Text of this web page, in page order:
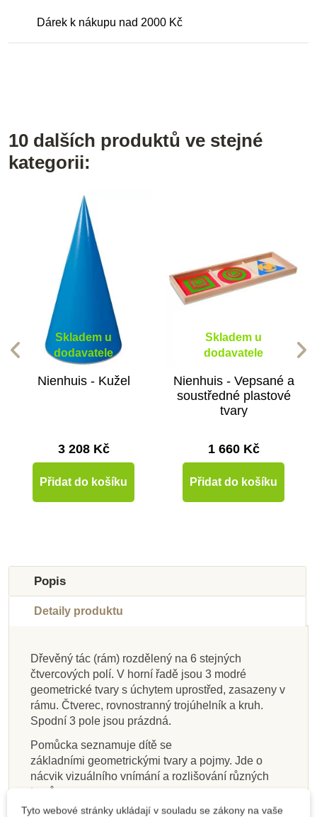
Dárek k nákupu nad 2000 Kč
10 dalších produktů ve stejné
kategorii:
Skladem u
dodavatele
Nienhuis - Kužel
3 208 Kč
Přidat do košíku
Skladem u
dodavatele
Nienhuis - Vepsané a
soustředné plastové
tvary
1 660 Kč
Přidat do košíku
Skladem u
dodavatele
Nienhuis - Termické
skleněné tablety
270 Kč
Přidat do košíku
Skladem
Moyo Montessori
599 Kč
Přidat do košíku
Skladem
Moyo Montessori
Čichové dózy
815 Kč
Přidat do košíku
Na dotaz
Moyo Montessori
krychličkami
(1x1x1cm)
815 Kč
Zobrazit detail
Skladem u
dodavatele
Nienhuis -
Dekanomický
čtverec, s krabičkou
3 660 Kč
Přidat do košíku
Skladem u
dodavatele
Nienhuis - Sada
tělesům, v anglickém
jazyce
1 999 Kč
Přidat do košíku
Skladem
Moyo Montessori
Teplotní destičky
689 Kč
Přidat do košíku
Skladem u
dodavatele
Nienhuis - Stojan pro
1 660 Kč
Přidat do košíku
Popis
Detaily produktu
Dřevěný tác (rám) rozdělený na 6 stejných
čtvercových polí. V horní řadě jsou 3 modré
geometrické tvary s úchytem uprostřed, zasazeny v
rámu. Čtverec, rovnostranný trojúhelník a kruh.
Spodní 3 pole jsou prázdná.
Pomůcka seznamuje dítě se
základními geometrickými tvary a pojmy. Jde o
nácvik vizuálního vnímání a rozlišování různých
tvarů.
Tyto webové stránky ukládají v souladu se zákony na vaše